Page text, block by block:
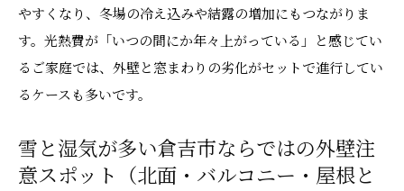
やすくなり、冬場の冷え込みや結露の増加にもつながりま
す。光熱費が「いつの間にか年々上がっている」と感じてい
るご家庭では、外壁と窓まわりの劣化がセットで進行してい
るケースも多いです。
雪と湿気が多い倉吉市ならではの外壁注
意スポット（北面・バルコニー・屋根と